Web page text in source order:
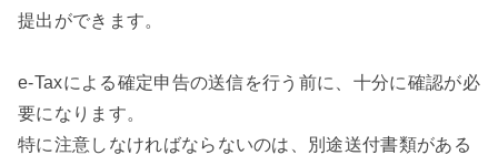
提出ができます。
e-Taxによる確定申告の送信を行う前に、十分に確認が必
要になります。
特に注意しなければならないのは、別途送付書類がある